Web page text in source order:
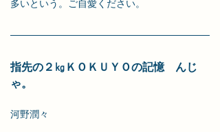
多いという。ご自愛ください。
指先の２㎏ＫＯＫＵＹＯの記憶　んじ
ゃ。
河野潤々